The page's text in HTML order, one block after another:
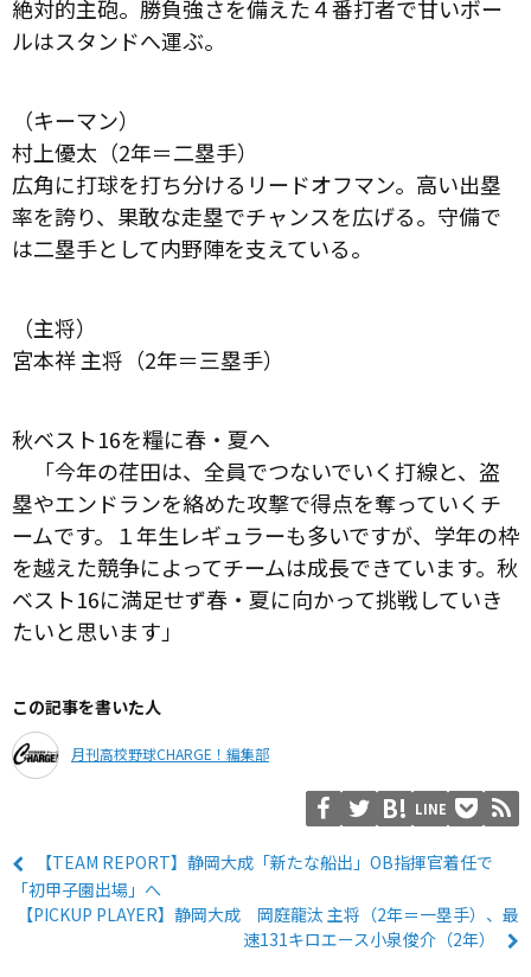
絶対的主砲。勝負強さを備えた４番打者で甘いボー
ルはスタンドへ運ぶ。
（キーマン）
村上優太（2年＝二塁手）
広角に打球を打ち分けるリードオフマン。高い出塁
率を誇り、果敢な走塁でチャンスを広げる。守備で
は二塁手として内野陣を支えている。
（主将）
宮本祥 主将（2年＝三塁手）
秋ベスト16を糧に春・夏へ
「今年の荏田は、全員でつないでいく打線と、盗
塁やエンドランを絡めた攻撃で得点を奪っていくチ
ームです。１年生レギュラーも多いですが、学年の枠
を越えた競争によってチームは成長できています。秋
ベスト16に満足せず春・夏に向かって挑戦していき
たいと思います」
この記事を書いた人
月刊高校野球CHARGE！編集部
LINE
【TEAM REPORT】静岡大成「新たな船出」OB指揮官着任で
「初甲子園出場」へ
【PICKUP PLAYER】静岡大成 岡庭龍汰 主将（2年＝一塁手）、最
速131キロエース小泉俊介（2年）